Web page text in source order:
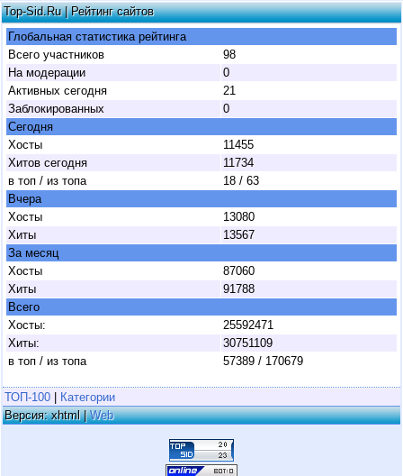
Top-Sid.Ru | Рейтинг сайтов
Глобальная статистика рейтинга
Всего участников
98
На модерации
0
Активных сегодня
21
Заблокированных
0
Сегодня
Хосты
11455
Хитов сегодня
11734
в топ / из топа
18 / 63
Вчера
Хосты
13080
Xиты
13567
За месяц
Хосты
87060
Xиты
91788
Всего
Xосты:
25592471
Xиты:
30751109
в топ / из топа
57389 / 170679
ТОП-100
Категории
Версия: xhtml |Web